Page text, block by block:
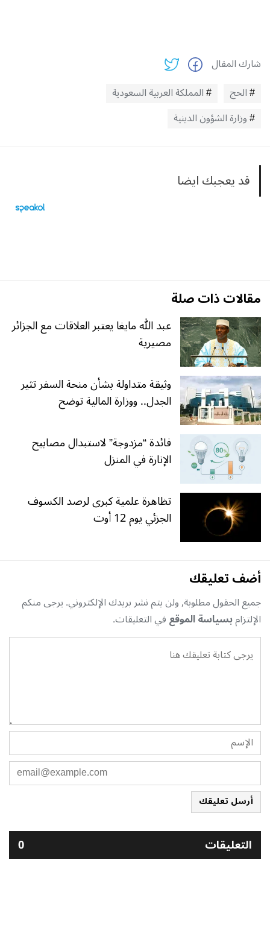
شارك المقال
الحج
المملكة العربية السعودية
وزارة الشؤون الدينية
قد يعجبك ايضا
مقالات ذات صلة
عبد الله مايغا يعتبر العلاقات مع الجزائر
مصيرية
وثيقة متداولة بشأن منحة السفر تثير
الجدل.. ووزارة المالية توضح
فائدة “مزدوجة” لاستبدال مصابيح
الإنارة في المنزل
تظاهرة علمية كبرى لرصد الكسوف
الجزئي يوم 12 أوت
أضف تعليقك
جميع الحقول مطلوبة, ولن يتم نشر بريدك الإلكتروني. يرجى منكم
الإلتزامبسياسة الموقعفي التعليقات.
أرسل تعليقك
التعليقات 0